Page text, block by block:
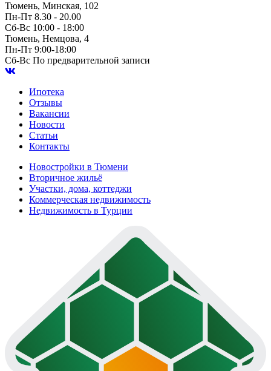
Тюмень, Минская, 102
Пн-Пт 8.30 - 20.00
Сб-Вс 10:00 - 18:00
Тюмень, Немцова, 4
Пн-Пт 9:00-18:00
Сб-Вс По предварительной записи
Ипотека
Отзывы
Вакансии
Новости
Статьи
Контакты
Новостройки в Тюмени
Вторичное жильё
Участки, дома, коттеджи
Коммерческая недвижимость
Недвижимость в Турции